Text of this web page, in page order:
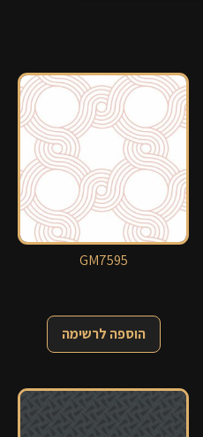
GM7595
הוספה לרשימה